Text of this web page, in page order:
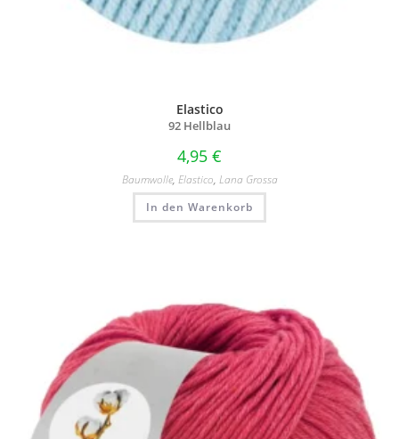
Elastico
92 Hellblau
4,95 €
Baumwolle, Elastico, Lana Grossa
In den Warenkorb